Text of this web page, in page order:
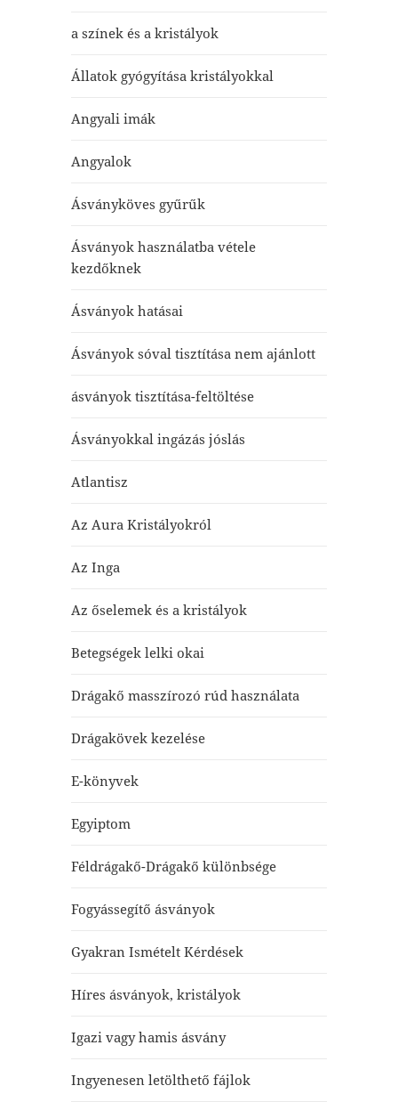
a színek és a kristályok
Állatok gyógyítása kristályokkal
Angyali imák
Angyalok
Ásványköves gyűrűk
Ásványok használatba vétele
kezdőknek
Ásványok hatásai
Ásványok sóval tisztítása nem ajánlott
ásványok tisztítása-feltöltése
Ásványokkal ingázás jóslás
Atlantisz
Az Aura Kristályokról
Az Inga
Az őselemek és a kristályok
Betegségek lelki okai
Drágakő masszírozó rúd használata
Drágakövek kezelése
E-könyvek
Egyiptom
Féldrágakő-Drágakő különbsége
Fogyássegítő ásványok
Gyakran Ismételt Kérdések
Híres ásványok, kristályok
Igazi vagy hamis ásvány
Ingyenesen letölthető fájlok